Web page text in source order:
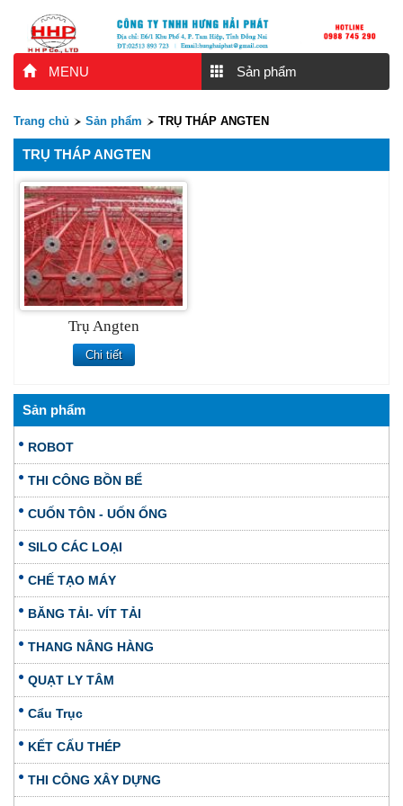
MENU Sản phẩm
Trang chủ Sản phẩm TRỤ THÁP ANGTEN
TRỤ THÁP ANGTEN
Trụ Angten
Chi tiết
Sản phẩm
ROBOT
THI CÔNG BỒN BỂ
CUỐN TÔN - UỐN ỐNG
SILO CÁC LOẠI
CHẾ TẠO MÁY
BĂNG TẢI- VÍT TẢI
THANG NÂNG HÀNG
QUẠT LY TÂM
Cẩu Trục
KẾT CẤU THÉP
THI CÔNG XÂY DỰNG